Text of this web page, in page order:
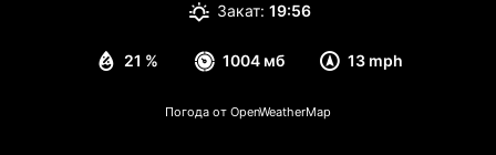
21 % 1004 мб 13 mph
Закат: 19:56
Погода от OpenWeatherMap